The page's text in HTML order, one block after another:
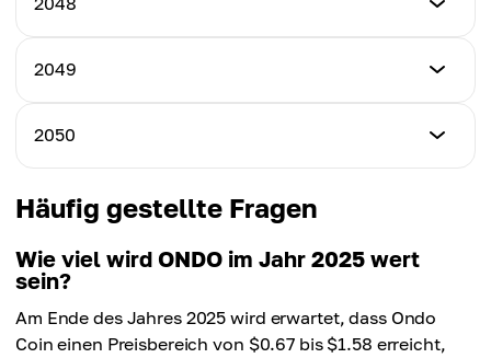
Höchstpreis
Höchstpreis
Mindestpreis
Höchstpreis
Durchschnittspreis
$15.80
2049
Mindestpreis
Höchstpreis
Durchschnittspreis
$16.55
2050
$13.50
Höchstpreis
Häufig gestellte Fragen
Wie viel wird ONDO im Jahr 2025 wert
sein?
Am Ende des Jahres 2025 wird erwartet, dass Ondo
Coin einen Preisbereich von $0.67 bis $1.58 erreicht,